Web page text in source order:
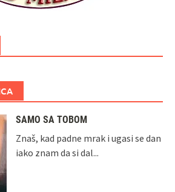
SAMO SA TOBOM
Znaš, kad padne mrak i ugasi se dan
iako znam da si dal...